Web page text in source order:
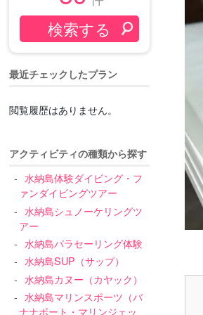
最近チェックしたプラン
閲覧履歴はありません。
アクティビティの種類から探す
水納島体験ダイビング・フ
ァンダイビングツアー
水納島シュノーケリングツ
アー
水納島パラセーリング体験
水納島SUP（サップ）
水納島カヌー（カヤック）
水納島マリンスポーツ（バ
ナナボート・マリンジェッ